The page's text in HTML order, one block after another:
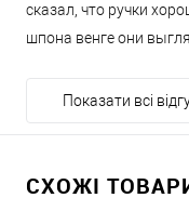
сказал, что ручки
шпона венге они
Показати всі
СХОЖІ